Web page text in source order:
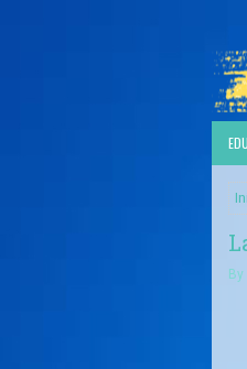
By